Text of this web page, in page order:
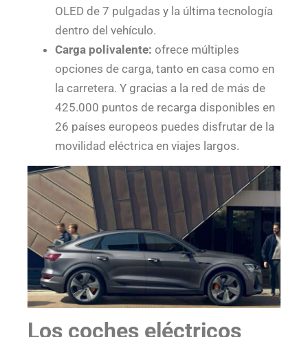
OLED de 7 pulgadas y la última tecnología
dentro del vehículo.
Carga polivalente: ofrece múltiples
opciones de carga, tanto en casa como en
la carretera. Y gracias a la red de más de
425.000 puntos de recarga disponibles en
26 países europeos puedes disfrutar de la
movilidad eléctrica en viajes largos.
Los coches eléctricos